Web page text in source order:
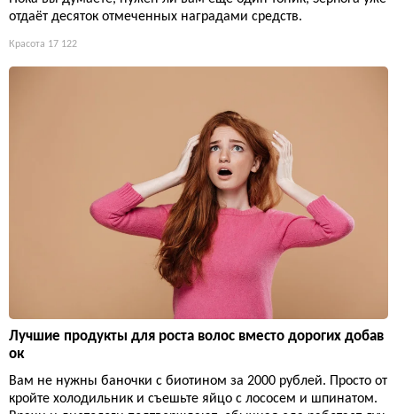
отдаёт десяток отмеченных наградами средств.
Красота 17 122
Лучшие продукты для роста волос вместо дорогих добав
ок
Вам не нужны баночки с биотином за 2000 рублей. Просто от
кройте холодильник и съешьте яйцо с лососем и шпинатом.